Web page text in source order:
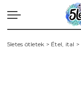
5letes ötletek > Étel, ital >